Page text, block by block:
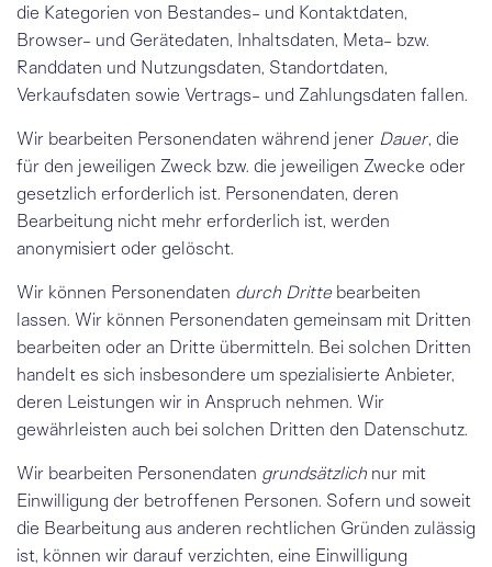
die Kategorien von Bestandes- und Kontaktdaten,
Browser- und Gerätedaten, Inhaltsdaten, Meta- bzw.
Randdaten und Nutzungsdaten, Standortdaten,
Verkaufsdaten sowie Vertrags- und Zahlungsdaten fallen.
Wir bearbeiten Personendaten während jener Dauer, die
für den jeweiligen Zweck bzw. die jeweiligen Zwecke oder
gesetzlich erforderlich ist. Personendaten, deren
Bearbeitung nicht mehr erforderlich ist, werden
anonymisiert oder gelöscht.
Wir können Personendaten durch Drittebearbeiten
lassen. Wir können Personendaten gemeinsam mit Dritten
bearbeiten oder an Dritte übermitteln. Bei solchen Dritten
handelt es sich insbesondere um spezialisierte Anbieter,
deren Leistungen wir in Anspruch nehmen. Wir
gewährleisten auch bei solchen Dritten den Datenschutz.
Wir bearbeiten Personendaten grundsätzlich nur mit
Einwilligung der betroffenen Personen. Sofern und soweit
die Bearbeitung aus anderen rechtlichen Gründen zulässig
ist, können wir darauf verzichten, eine Einwilligung